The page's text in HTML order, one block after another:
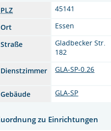
PLZ
45141
Ort
Essen
Straße
Gladbecker Str.
182
Dienstzimmer
GLA-SP-0.26
Gebäude GLA-SP
zu Einrichtungen